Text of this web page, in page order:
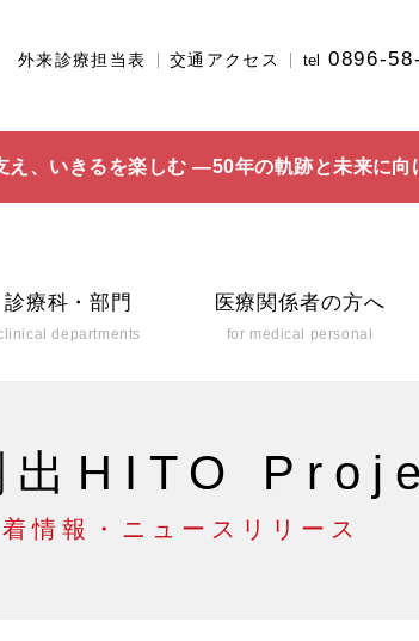
外来診療担当表 交通アクセス tel 0896-
え、いきるを楽しむ ―50年の軌跡と未来に
診療科・部門
departments
医療関係者の方へ
for medical personal
出HITO
情報・ニュースリリース